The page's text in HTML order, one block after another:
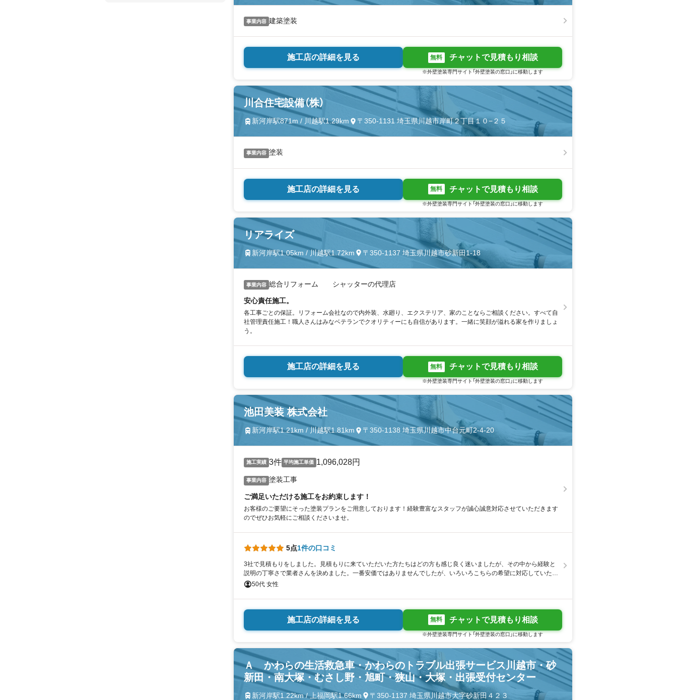
事業内容 建築塗装
施工店の詳細を見る 無料 チャットで見積もり相談
※外壁塗装専門サイト「外壁塗装の窓口」に移動します
川合住宅設備（株）
新河岸駅871m / 川越駅1.29km 〒350-1131 埼玉県川越市岸町２丁目１０−２５
事業内容 塗装
施工店の詳細を見る 無料 チャットで見積もり相談
※外壁塗装専門サイト「外壁塗装の窓口」に移動します
リアライズ
新河岸駅1.05km / 川越駅1.72km 〒350-1137 埼玉県川越市砂新田1-18
事業内容 総合リフォーム シャッターの代理店
安心責任施工。
各工事ごとの保証。リフォーム会社なので内外装、水廻り、エクステリア、家のことならご相談ください。すべて自
社管理責任施工！職人さんはみなベテランでクオリティーにも自信があります。一緒に笑顔が溢れる家を作りましょ
う。
施工店の詳細を見る 無料 チャットで見積もり相談
※外壁塗装専門サイト「外壁塗装の窓口」に移動します
池田美装 株式会社
新河岸駅1.21km / 川越駅1.81km 〒350-1138 埼玉県川越市中台元町2-4-20
施工実績 3件 平均施工単価 1,096,028円
事業内容 塗装工事
ご満足いただける施工をお約束します！
お客様のご要望にそった塗装プランをご用意しております！経験豊富なスタッフが誠心誠意対応させていただきます
のでぜひお気軽にご相談くださいませ。
5点1件の口コミ
3社で見積もりをしました。見積もりに来ていただいた方たちはどの方も感じ良く迷いましたが、その中から経験と
説明の丁寧さで業者さんを決めました。一番安価ではありませんでしたが、いろいろこちらの希望に対応していただ
きとても満足しています。
50代 女性
施工店の詳細を見る 無料 チャットで見積もり相談
※外壁塗装専門サイト「外壁塗装の窓口」に移動します
Ａ かわらの生活救急車・かわらのトラブル出張サービス川越市・砂
新田・南大塚・むさし野・旭町・狭山・大塚・出張受付センター
新河岸駅1.22km / 上福岡駅1.66km 〒350-1137 埼玉県川越市大字砂新田４２３